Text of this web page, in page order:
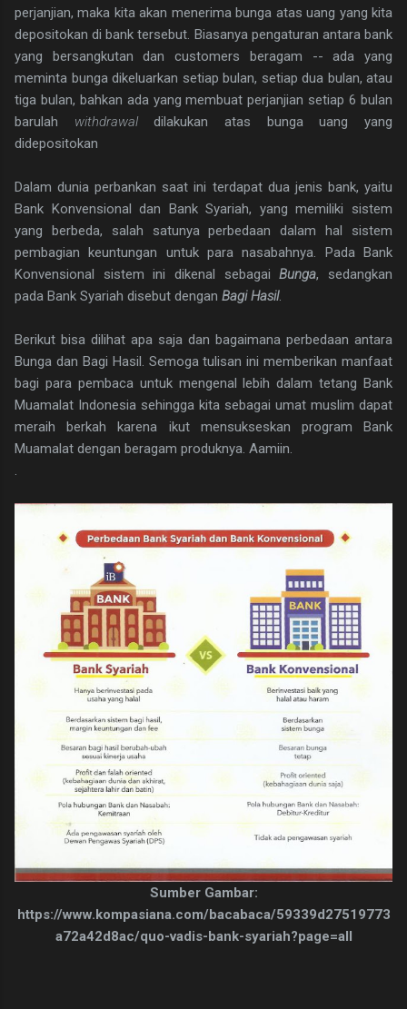
perjanjian, maka kita akan menerima bunga atas uang yang kita
depositokan di bank tersebut. Biasanya pengaturan antara bank
yang bersangkutan dan customers beragam -- ada yang
meminta bunga dikeluarkan setiap bulan, setiap dua bulan, atau
tiga bulan, bahkan ada yang membuat perjanjian setiap 6 bulan
barulah withdrawaldilakukan atas bunga uang yang
didepositokan
Dalam dunia perbankan saat ini terdapat dua jenis bank, yaitu
Bank Konvensional dan Bank Syariah, yang memiliki sistem
yang berbeda, salah satunya perbedaan dalam hal sistem
pembagian keuntungan untuk para nasabahnya. Pada Bank
Konvensional sistem ini dikenal sebagaiBunga, sedangkan
pada Bank Syariah disebut dengan Bagi Hasil.
Berikut bisa dilihat apa saja dan bagaimana perbedaan antara
Bunga dan Bagi Hasil. Semoga tulisan ini memberikan manfaat
bagi para pembaca untuk mengenal lebih dalam tetang Bank
Muamalat Indonesia sehingga kita sebagai umat muslim dapat
meraih berkah karena ikut mensukseskan program Bank
Muamalat dengan beragam produknya. Aamiin.
Sumber Gambar:
https://www.kompasiana.com/bacabaca/59339d27519773
a72a42d8ac/quo-vadis-bank-syariah?page=all